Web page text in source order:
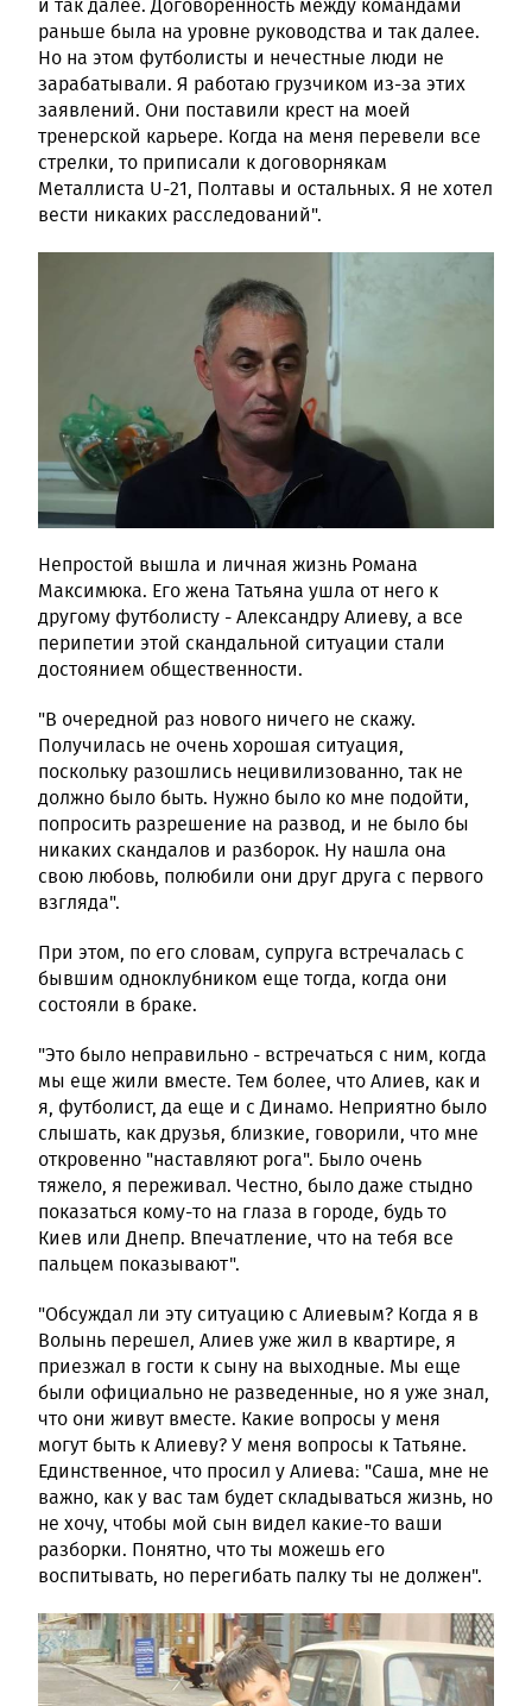
и так далее. Договоренность между командами
раньше была на уровне руководства и так далее.
Но на этом футболисты и нечестные люди не
зарабатывали. Я работаю грузчиком из-за этих
заявлений. Они поставили крест на моей
тренерской карьере. Когда на меня перевели все
стрелки, то приписали к договорнякам
Металлиста U-21, Полтавы и остальных. Я не хотел
вести никаких расследований".
Непростой вышла и личная жизнь Романа
Максимюка. Его жена Татьяна ушла от него к
другому футболисту - Александру Алиеву, а все
перипетии этой скандальной ситуации стали
достоянием общественности.
"В очередной раз нового ничего не скажу.
Получилась не очень хорошая ситуация,
поскольку разошлись нецивилизованно, так не
должно было быть. Нужно было ко мне подойти,
попросить разрешение на развод, и не было бы
никаких скандалов и разборок. Ну нашла она
свою любовь, полюбили они друг друга с первого
взгляда".
При этом, по его словам, супруга встречалась с
бывшим одноклубником еще тогда, когда они
состояли в браке.
"Это было неправильно - встречаться с ним, когда
мы еще жили вместе. Тем более, что Алиев, как и
я, футболист, да еще и с Динамо. Неприятно было
слышать, как друзья, близкие, говорили, что мне
откровенно "наставляют рога". Было очень
тяжело, я переживал. Честно, было даже стыдно
показаться кому-то на глаза в городе, будь то
Киев или Днепр. Впечатление, что на тебя все
пальцем показывают".
"Обсуждал ли эту ситуацию с Алиевым? Когда я в
Волынь перешел, Алиев уже жил в квартире, я
приезжал в гости к сыну на выходные. Мы еще
были официально не разведенные, но я уже знал,
что они живут вместе. Какие вопросы у меня
могут быть к Алиеву? У меня вопросы к Татьяне.
Единственное, что просил у Алиева: "Саша, мне не
важно, как у вас там будет складываться жизнь, но
не хочу, чтобы мой сын видел какие-то ваши
разборки. Понятно, что ты можешь его
воспитывать, но перегибать палку ты не должен".